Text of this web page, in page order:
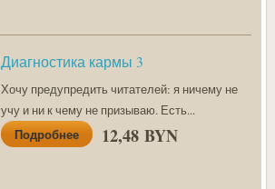
Диагностика кармы 3
Хочу предупредить читателей: я ничему не
учу и ни к чему не призываю. Есть...
Подробнее 12,48 BYN